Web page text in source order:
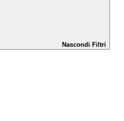
Nascondi Filtri